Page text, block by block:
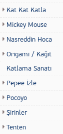
Kat Kat Katla
Mickey Mouse
Nasreddin Hoca
Origami / Kağıt
Katlama Sanatı
Pepee İzle
Pocoyo
Şirinler
Tenten